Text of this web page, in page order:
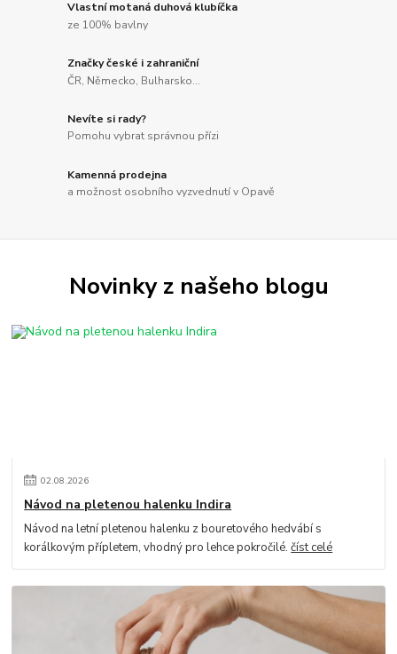
Vlastní motaná duhová klubíčka
ze 100% bavlny
Značky české i zahraniční
ČR, Německo, Bulharsko...
Nevíte si rady?
Pomohu vybrat správnou přízi
Kamenná prodejna
a možnost osobního vyzvednutí v Opavě
Novinky z našeho blogu
02.08.2026
Návod na pletenou halenku Indira
Návod na letní pletenou halenku z bouretového hedvábí s
korálkovým přípletem, vhodný pro lehce pokročilé.číst celé